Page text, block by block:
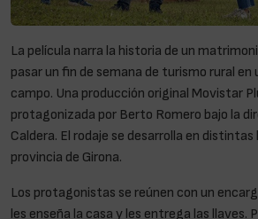
La película narra la historia de un
pasar un fin de semana de turismo rural en
campo. Una producción original Movistar
protagonizada por Berto Romero bajo la
Caldera. El rodaje se desarrolla en distintas
provincia de Girona.
Los protagonistas se reúnen con un
les enseña la casa y les entrega las llaves.